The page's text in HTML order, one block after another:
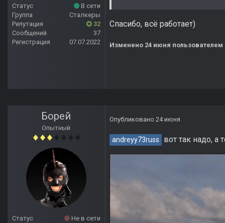
Статус
В сети
Группа
Сталкеры
Репутация
32
Сообщений
37
Регистрация
07.07.2022
Спасибо, всё работает)
Изменено 24 июня
Борей
Опытный
Статус
Не в сети
Опубликовано 24 июня
andreyy73russ вот так надо, а